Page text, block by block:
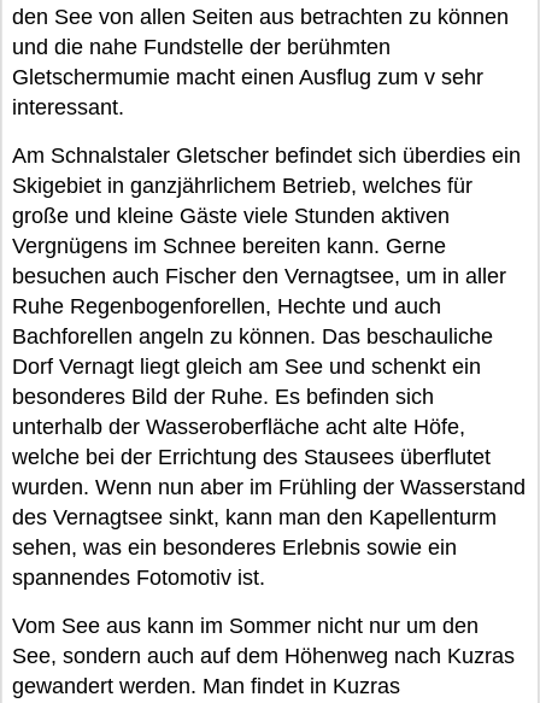
den See von allen Seiten aus betrachten zu können
und die nahe Fundstelle der berühmten
Gletschermumie macht einen Ausflug zum v sehr
interessant.
Am Schnalstaler Gletscher befindet sich überdies ein
Skigebiet in ganzjährlichem Betrieb, welches für
große und kleine Gäste viele Stunden aktiven
Vergnügens im Schnee bereiten kann. Gerne
besuchen auch Fischer den Vernagtsee, um in aller
Ruhe Regenbogenforellen, Hechte und auch
Bachforellen angeln zu können. Das beschauliche
Dorf Vernagt liegt gleich am See und schenkt ein
besonderes Bild der Ruhe. Es befinden sich
unterhalb der Wasseroberfläche acht alte Höfe,
welche bei der Errichtung des Stausees überflutet
wurden. Wenn nun aber im Frühling der Wasserstand
des Vernagtsee sinkt, kann man den Kapellenturm
sehen, was ein besonderes Erlebnis sowie ein
spannendes Fotomotiv ist.
Vom See aus kann im Sommer nicht nur um den
See, sondern auch auf dem Höhenweg nach Kuzras
gewandert werden. Man findet in Kuzras